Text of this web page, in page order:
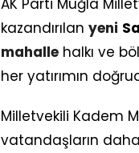
kazandırılan yeni
mahalle halkı ve
her yatırımın
Milletvekili Kadem
vatandaşların daha